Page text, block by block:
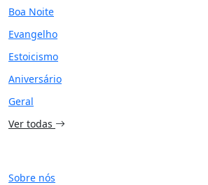
Boa Noite
Evangelho
Estoicismo
Aniversário
Geral
Ver todas
Sobre nós